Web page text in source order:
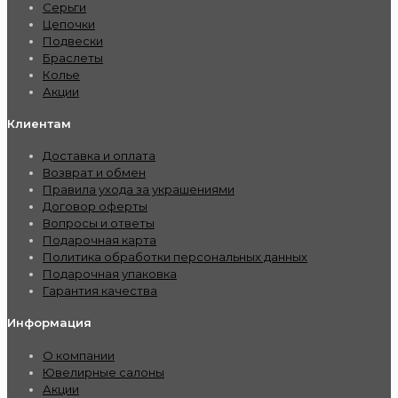
Серьги
Цепочки
Подвески
Браслеты
Колье
Акции
Клиентам
Доставка и оплата
Возврат и обмен
Правила ухода за украшениями
Договор оферты
Вопросы и ответы
Подарочная карта
Политика обработки персональных данных
Подарочная упаковка
Гарантия качества
Информация
О компании
Ювелирные салоны
Акции